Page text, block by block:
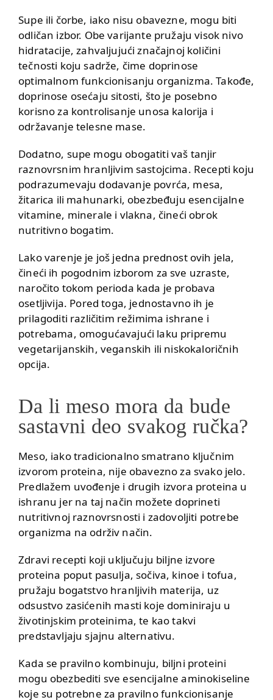
Supe ili čorbe, iako nisu obavezne, mogu biti
odličan izbor. Obe varijante pružaju visok nivo
hidratacije, zahvaljujući značajnoj količini
tečnosti koju sadrže, čime doprinose
optimalnom funkcionisanju organizma. Takođe,
doprinose osećaju sitosti, što je posebno
korisno za kontrolisanje unosa kalorija i
održavanje telesne mase.
Dodatno, supe mogu obogatiti vaš tanjir
raznovrsnim hranljivim sastojcima. Recepti koju
podrazumevaju dodavanje povrća, mesa,
žitarica ili mahunarki, obezbeđuju esencijalne
vitamine, minerale i vlakna, čineći obrok
nutritivno bogatim.
Lako varenje je još jedna prednost ovih jela,
čineći ih pogodnim izborom za sve uzraste,
naročito tokom perioda kada je probava
osetljivija. Pored toga, jednostavno ih je
prilagoditi različitim režimima ishrane i
potrebama, omogućavajući laku pripremu
vegetarijanskih, veganskih ili niskokaloričnih
opcija.
Da li meso mora da bude
sastavni deo svakog ručka?
Meso, iako tradicionalno smatrano ključnim
izvorom proteina, nije obavezno za svako jelo.
Predlažem uvođenje i drugih izvora proteina u
ishranu jer na taj način možete doprineti
nutritivnoj raznovrsnosti i zadovoljiti potrebe
organizma na održiv način.
Zdravi recepti koji uključuju biljne izvore
proteina poput pasulja, sočiva, kinoe i tofua,
pružaju bogatstvo hranljivih materija, uz
odsustvo zasićenih masti koje dominiraju u
životinjskim proteinima, te kao takvi
predstavljaju sjajnu alternativu.
Kada se pravilno kombinuju, biljni proteini
mogu obezbediti sve esencijalne aminokiseline
koje su potrebne za pravilno funkcionisanje